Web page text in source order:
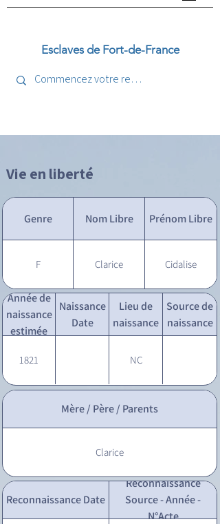
Esclaves de Fort-de-France
Vie en liberté
Genre Nom Libre Prénom Libre
F Clarice Cidalise
Année de
naissance
estimée
Naissance
Date
Lieu de
naissance
Source de
naissance
1821 NC
Mère / Père / Parents
Clarice
Reconnaissance Date
Reconnaissance
Source - Année -
N°Acte